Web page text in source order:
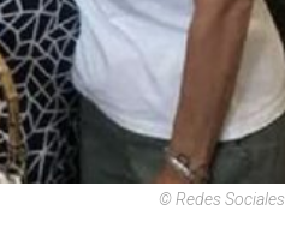
© Redes Sociales